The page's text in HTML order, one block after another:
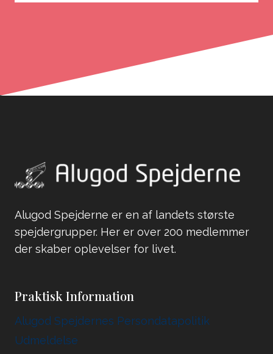
Alugod Spejderne er en af landets største
spejdergrupper. Her er over 200 medlemmer
der skaber oplevelser for livet.
Praktisk Information
Alugod Spejdernes Persondatapolitik
Udmeldelse